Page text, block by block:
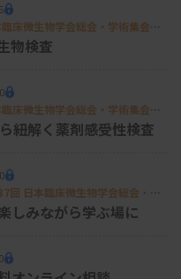
床微生物学会総会・学術集会特
物検査
床微生物学会総会・学術集会特
紐解く薬剤感受性検査
回 日本臨床微生物学会総会・学
しみながら学ぶ場に